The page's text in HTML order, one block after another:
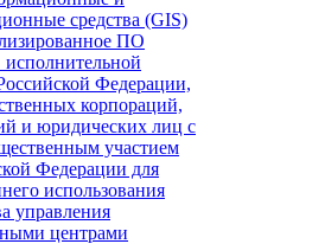
средства (GIS)
ПО
исполнительной
Федерации,
корпораций,
и юридических лиц с
участием
Федерации для
использования
управления
центрами